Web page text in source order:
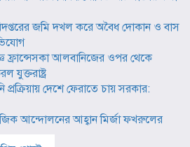
জমি দখল করে অবৈধ দোকান ও বাস
ফ্রান্সেসকা আলবানিজের ওপর থেকে
যুক্তরাষ্ট্র
দেশে ফেরাতে চায় সরকার:
আন্দোলনের আহ্বান মির্জা ফখরুলের